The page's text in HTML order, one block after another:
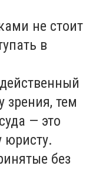
не стоит
в
зрения, тем
— это
юристу.
без